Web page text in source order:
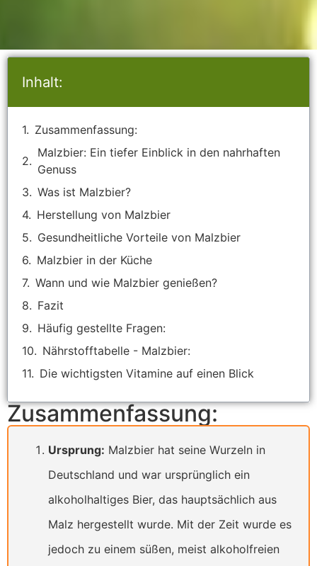
Inhalt:
Zusammenfassung:
Malzbier: Ein tiefer Einblick in den nahrhaften
Genuss
Was ist Malzbier?
Herstellung von Malzbier
Gesundheitliche Vorteile von Malzbier
Malzbier in der Küche
Wann und wie Malzbier genießen?
Fazit
Häufig gestellte Fragen:
Nährstofftabelle - Malzbier:
Die wichtigsten Vitamine auf einen Blick
Zusammenfassung:
Ursprung: Malzbier hat seine Wurzeln in
Deutschland und war ursprünglich ein
alkoholhaltiges Bier, das hauptsächlich aus
Malz hergestellt wurde. Mit der Zeit wurde es
jedoch zu einem süßen, meist alkoholfreien